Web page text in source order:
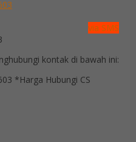
via SMS
kontak di bawah ini:
*Harga Hubungi CS